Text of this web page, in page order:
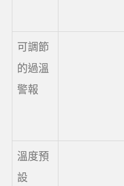
可調節
的過溫
警報
溫度預
設